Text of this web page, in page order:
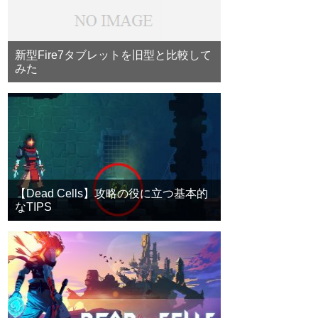
新型Fire7タブレットを旧型と比較して
みた
【Dead Cells】攻略の役に立つ基本的
なTIPS